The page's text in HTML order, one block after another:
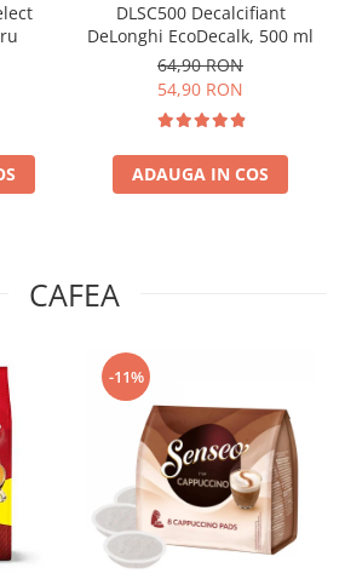
DLSC500 Decalcifiant
DeLonghi EcoDecalk, 500 ml
64,90 RON
54,90 RON
ADAUGA IN COS
CAFEA
-11%